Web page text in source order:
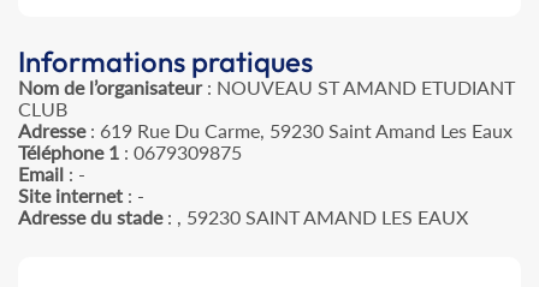
Informations pratiques
Nom de l’organisateur: NOUVEAU ST AMAND ETUDIANT
CLUB
Adresse: 619 Rue Du Carme, 59230 Saint Amand Les Eaux
Téléphone 1 : 0679309875
Email : -
Site internet : -
Adresse du stade: , 59230 SAINT AMAND LES EAUX